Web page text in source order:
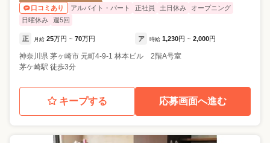
口コミあり
アルバイト・パート 正社員 土日休み
オープニング
日曜休み
週5回
正 月給 25万円 ~ 70万円 ア 時給 1,230円 ~ 2,000円
神奈川県 茅ヶ崎市 元町4-9-1 林本ビル 2階A号室
茅ケ崎駅 徒歩3分
キープする 応募画面へ進む